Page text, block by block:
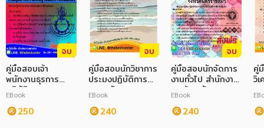
ความรู้ทั่วไป
การ์ตูนความรู้ การ์ตูน
การ์ตูนมังงะ (Manga)
จบ
คู่มือสอบเจ้า
พนักงานธุรการ
ปฏิบัติงาน กรม
อุตสาหกรรมพื้นฐาน
และการเหมืองแร่
EBook
250
จบ
คู่มือสอบนักวิชาการ
ประมงปฏิบัติการ
กรมทรัพยากรทาง
ทะเลและชายฝั่ง
EBook
240
จบ
คู่มือสอบนักจัดการ
งานทั่วไป สำนักงาน
งานป้องกันควบคุม
โรคที่ 9 จังหวัด
นครราชสีมา
EBook
240
คู่
วิ
แ
ส
เ